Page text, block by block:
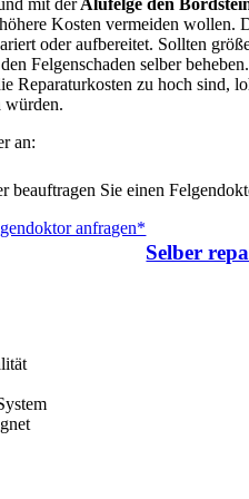
mit derAlufelge den
Kosten vermeiden wollen.
oder aufbereitet. Sollten
Felgenschaden selber
Reparaturkosten zu hoch
würden.
an:
beauftragen Sie einen
anfragen*
Selber